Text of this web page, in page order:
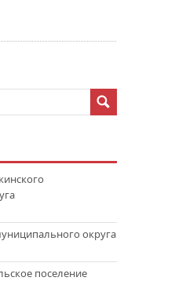
округа
поселение